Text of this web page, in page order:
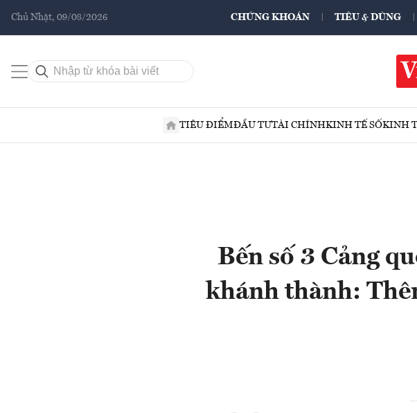
Chủ Nhật, 09/08/2026 CHỨNG KHOÁN TIÊU & DÙNG
TIÊU ĐIỂMĐẦU TƯTÀI CHÍNHKINH TẾ SỐKINH
Bến số 3 Cảng
khánh thành: